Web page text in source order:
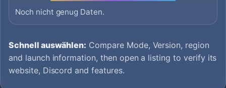
Noch nicht genug Daten.
Schnell auswählen: Compare Mode, Version, region
and launch information, then open a listing to verify its
website, Discord and features.